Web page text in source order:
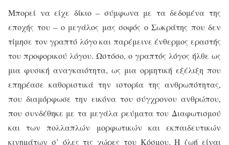
Μπορεί να είχε δίκιο – σύμφωνα με τα δεδομένα της
εποχής του – ο μεγάλος μας σοφός ο Σωκράτης που δεν
τίμησε τον γραπτό λόγο και παρέμεινε ένθερμος εραστής
του προφορικού λόγου. Ωστόσο, ο γραπτός λόγος ήλθε ως
μια φυσική αναγκαιότητα, ως μια ορμητική εξέλιξη που
επηρέασε καθοριστικά την ιστορία της ανθρωπότητας,
που διαμόρφωσε την εικόνα του σύγχρονου ανθρώπου,
που συνδέθηκε με τα μεγάλα ρεύματα του Διαφωτισμού
και των πολλαπλών μορφωτικών και εκπαιδευτικών
κινημάτων σ’ όλες τις χώρες του Κόσμου. Η ζωή είναι